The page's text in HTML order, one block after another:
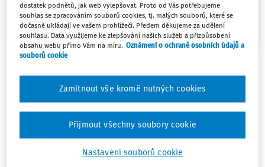
Chci více informací
Řadit podle:
Nejnovější Nejstarší
Montér stavebních konstrukcí
Charakteristickým místem výkonu práce jsou zejména
staveniště a venkovní pracoviště novostaveb i
stávajících staveb. Práce může být vykonávána i ve
vnitřních prostorách budov. Činnost je vykonávána často
ve výšce, na lešeních, pracovních plošinách nebo ...
dostatek podnětů, jak web vylepšovat. Proto od Vás potřebujeme
souhlas se zpracováním souborů cookies, tj. malých souborů, které se
dočasně ukládají ve vašem prohlížeči. Předem děkujeme za udělení
souhlasu. Data využijeme ke zlepšování našich služeb a přizpůsobení
obsahu webu přímo Vám na míru. Oznámení o ochraně osobních údajů a
souborů cookie
Nastavení souborů cookie
Zamítnout vše kromě nutných cookies
Přijmout všechny soubory cookie